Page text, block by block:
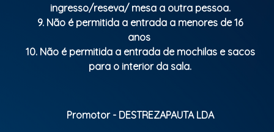
ingresso/reseva/ mesa a outra pessoa.
9. Não é permitida a entrada a menores de 16
anos
10. Não é permitida a entrada de mochilas e sacos
para o interior da sala.
Promotor - DESTREZAPAUTA LDA